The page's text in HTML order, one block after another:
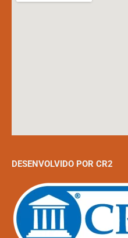
DESENVOLVIDO POR CR2